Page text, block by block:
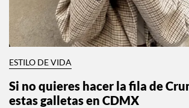
ESTILO DE VIDA
Si no quieres hacer la fila de
estas galletas en CDMX